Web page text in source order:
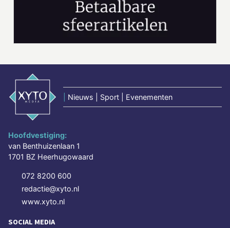
Nieuws | Sport | Evenementen
Hoofdvestiging:
van Benthuizenlaan 1
1701 BZ Heerhugowaard
072 8200 600
redactie@xyto.nl
www.xyto.nl
SOCIAL MEDIA